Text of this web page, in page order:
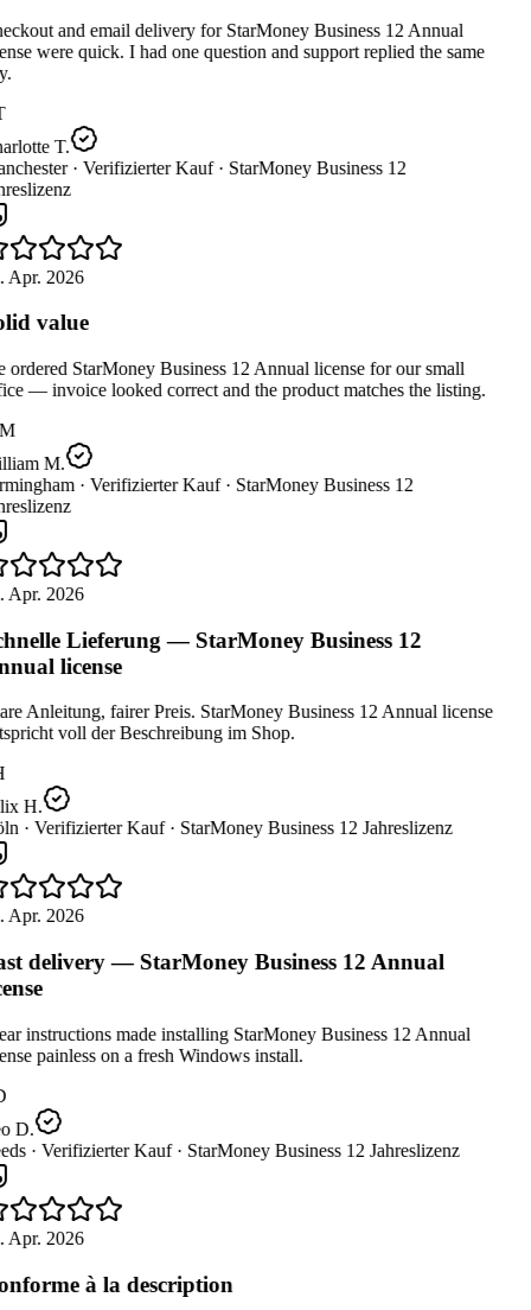
and email delivery for StarMoney Business 12 Annual
were quick. I had one question and support replied the same
T.
· Verifizierter Kauf · StarMoney Business 12
Apr. 2026
value
ordered StarMoney Business 12 Annual license for our small
— invoice looked correct and the product matches the listing.
M.
· Verifizierter Kauf · StarMoney Business 12
Apr. 2026
Lieferung — StarMoney Business 12
license
Anleitung, fairer Preis. StarMoney Business 12 Annual license
voll der Beschreibung im Shop.
H.
· Verifizierter Kauf · StarMoney Business 12 Jahreslizenz
Apr. 2026
delivery — StarMoney Business 12 Annual
instructions made installing StarMoney Business 12 Annual
painless on a fresh Windows install.
D.
· Verifizierter Kauf · StarMoney Business 12 Jahreslizenz
Apr. 2026
à la description